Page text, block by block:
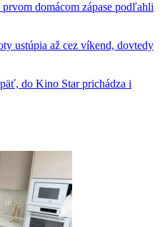
domácom zápase podľahli
ustúpia až cez víkend, dovtedy
do Kino Star prichádza i